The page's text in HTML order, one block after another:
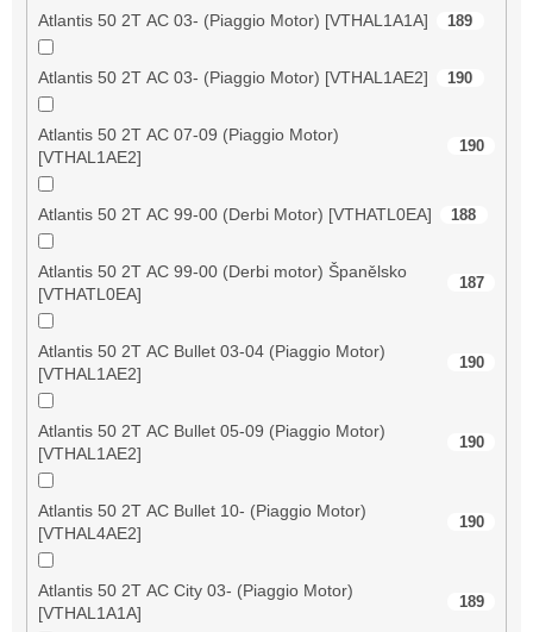
Atlantis 50 2T AC 03- (Piaggio Motor) [VTHAL1A1A] 189
Atlantis 50 2T AC 03- (Piaggio Motor) [VTHAL1AE2] 190
Atlantis 50 2T AC 07-09 (Piaggio Motor)
[VTHAL1AE2]
190
Atlantis 50 2T AC 99-00 (Derbi Motor) [VTHATL0EA] 188
Atlantis 50 2T AC 99-00 (Derbi motor) Španělsko
[VTHATL0EA]
187
Atlantis 50 2T AC Bullet 03-04 (Piaggio Motor)
[VTHAL1AE2]
190
Atlantis 50 2T AC Bullet 05-09 (Piaggio Motor)
[VTHAL1AE2]
190
Atlantis 50 2T AC Bullet 10- (Piaggio Motor)
[VTHAL4AE2]
190
Atlantis 50 2T AC City 03- (Piaggio Motor)
[VTHAL1A1A]
189